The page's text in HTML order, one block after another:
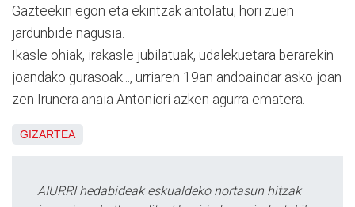
Gazteekin egon eta ekintzak antolatu, hori zuen
jardunbide nagusia.
Ikasle ohiak, irakasle jubilatuak, udalekuetara berarekin
joandako gurasoak..., urriaren 19an andoaindar asko joan
zen Irunera anaia Antoniori azken agurra ematera.
GIZARTEA
AIURRI hedabideak eskualdeko nortasun hitzak